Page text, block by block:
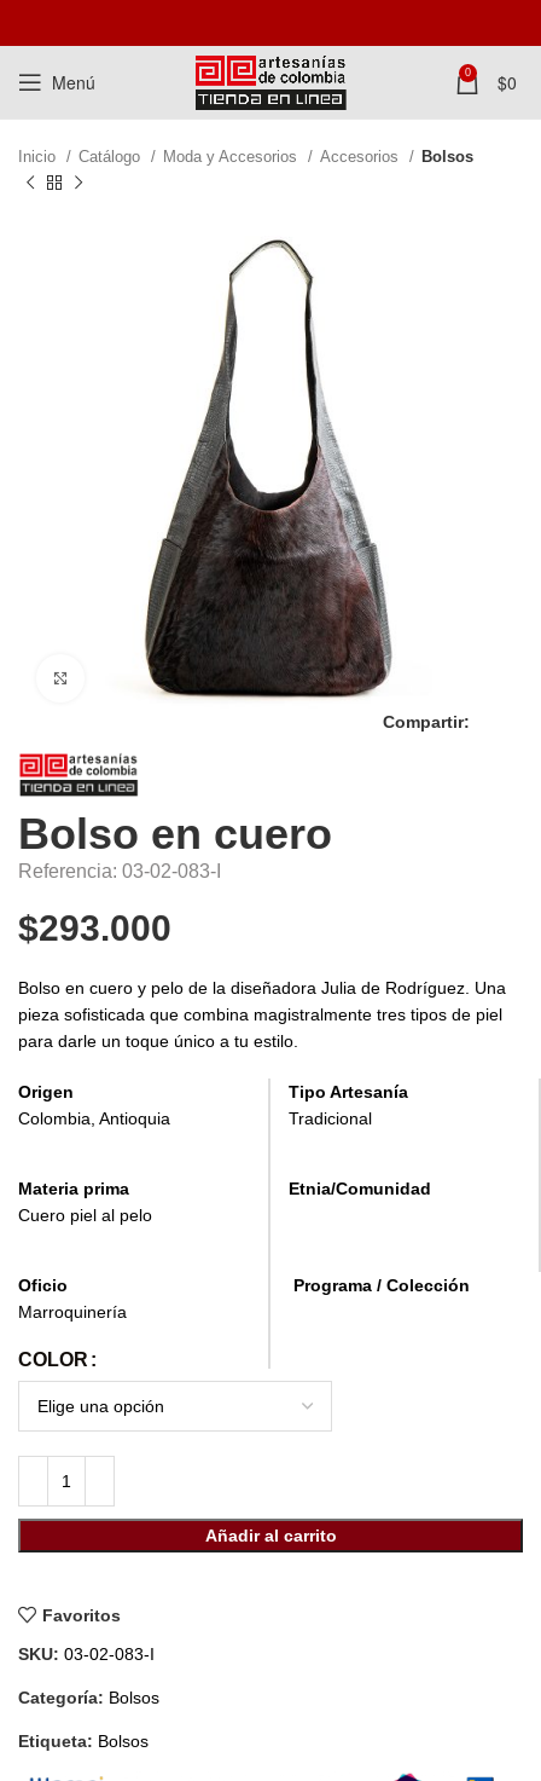
Menú 0 $0
Inicio Catálogo Moda y Accesorios Accesorios Bolsos
Click to enlarge
Bolso en cuero
Referencia: 03-02-083-I
$293.000
Bolso en cuero y pelo de la diseñadora Julia de Rodríguez. Una
pieza sofisticada que combina magistralmente tres tipos de piel
para darle un toque único a tu estilo.
Origen
Colombia, Antioquia
Materia prima
Cuero piel al pelo
Tipo Artesanía
Tradicional
Etnia/Comunidad
Oficio
Marroquinería
Programa / Colección
COLOR
Añadir al carrito
Favoritos
SKU: 03-02-083-I
Categoría: Bolsos
Etiqueta: Bolsos
Compartir: